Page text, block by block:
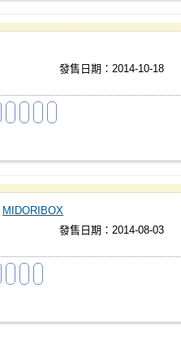
發售日期：2014-10-18
MIDORIBOX
發售日期：2014-08-03